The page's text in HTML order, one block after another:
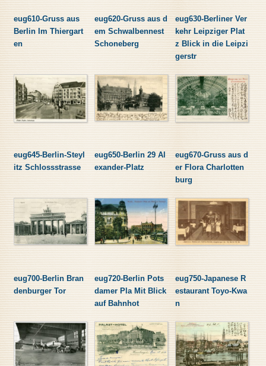
eug610-Gruss aus
Berlin Im Thiergart
en
eug620-Gruss aus d
em Schwalbennest
Schoneberg
eug630-Berliner Ver
kehr Leipziger Plat
z Blick in die Leipzi
gerstr
eug645-Berlin-Steyl
itz Schlossstrasse
eug650-Berlin 29 Al
exander-Platz
eug670-Gruss aus d
er Flora Charlotten
burg
eug700-Berlin Bran
denburger Tor
eug720-Berlin Pots
damer Pla Mit Blick
auf Bahnhot
eug750-Japanese R
estaurant Toyo-Kwa
n